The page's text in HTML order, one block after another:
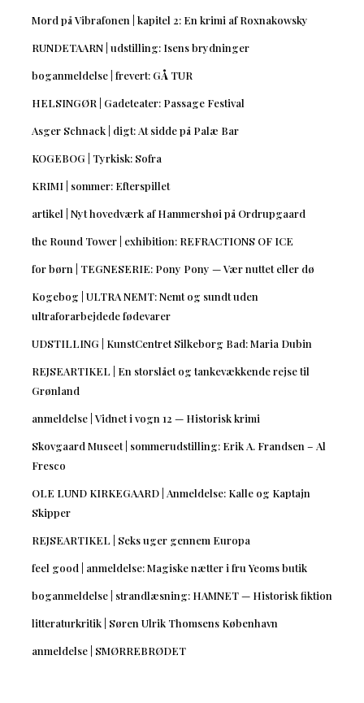
Mord på Vibrafonen | kapitel 2: En krimi af Roxnakowsky
RUNDETAARN | udstilling: Isens brydninger
boganmeldelse | frevert: GÅ TUR
HELSINGØR | Gadeteater: Passage Festival
Asger Schnack | digt: At sidde på Palæ Bar
KOGEBOG | Tyrkisk: Sofra
KRIMI | sommer: Efterspillet
artikel | Nyt hovedværk af Hammershøi på Ordrupgaard
the Round Tower | exhibition: REFRACTIONS OF ICE
for børn | TEGNESERIE: Pony Pony — Vær nuttet eller dø
Kogebog | ULTRA NEMT: Nemt og sundt uden
ultraforarbejdede fødevarer
UDSTILLING | KunstCentret Silkeborg Bad: Maria Dubin
REJSEARTIKEL | En storslået og tankevækkende rejse til
Grønland
anmeldelse | Vidnet i vogn 12 — Historisk krimi
Skovgaard Museet | sommerudstilling: Erik A. Frandsen – Al
Fresco
OLE LUND KIRKEGAARD | Anmeldelse: Kalle og Kaptajn
Skipper
REJSEARTIKEL | Seks uger gennem Europa
feel good | anmeldelse: Magiske nætter i fru Yeoms butik
boganmeldelse | strandlæsning: HAMNET — Historisk fiktion
litteraturkritik | Søren Ulrik Thomsens København
anmeldelse | SMØRREBRØDET